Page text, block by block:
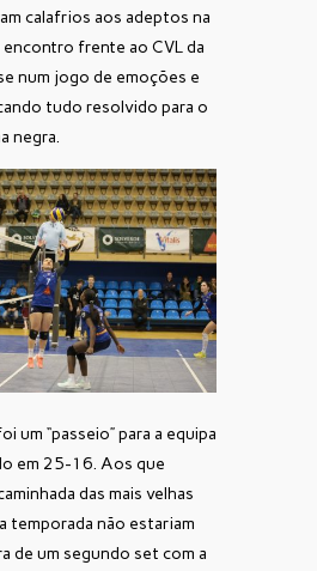
calafrios aos adeptos na
encontro frente ao CVL da
num jogo de emoções e
tudo resolvido para o
negra.
um “passeio” para a equipa
em 25-16. Aos que
das mais velhas
temporada não estariam
de um segundo set com a